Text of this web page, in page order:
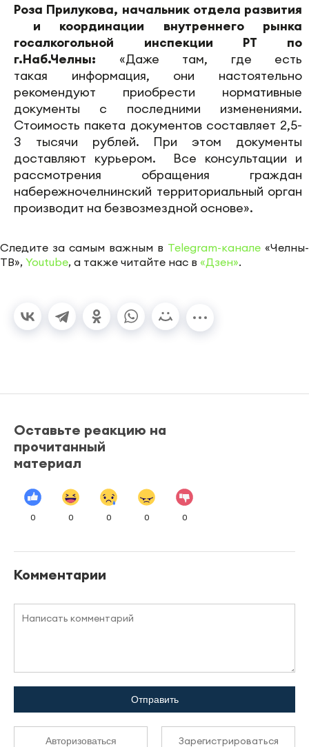
Роза Прилукова, начальник отдела развития
и координации внутреннего рынка
госалкогольной инспекции РТ по
г.Наб.Челны: «Даже там, где есть
такая информация, они настоятельно
рекомендуют приобрести нормативные
документы с последними изменениями.
Стоимость пакета документов составляет 2,5-
3 тысячи рублей. При этом документы
доставляют курьером. Все консультации и
рассмотрения обращения граждан
набережночелнинский территориальный орган
производит на безвозмездной основе».
Следите за самым важным в Telegram-канале «Челны-
ТВ», Youtube, а также читайте нас в «Дзен».
Оставьте реакцию на
прочитанный
материал
0 0 0 0 0
Комментарии
Отправить
Авторизоваться Зарегистрироваться